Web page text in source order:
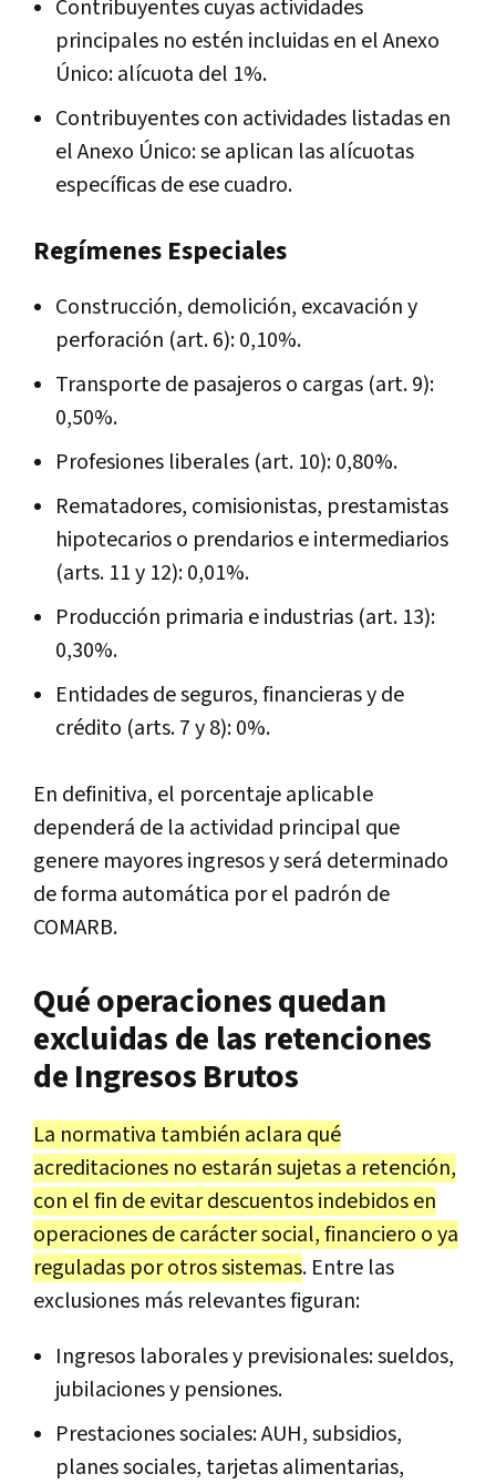
Contribuyentes cuyas actividades
principales no estén incluidas en el Anexo
Único: alícuota del 1%.
Contribuyentes con actividades listadas en
el Anexo Único: se aplican las alícuotas
específicas de ese cuadro.
Regímenes Especiales
Construcción, demolición, excavación y
perforación (art. 6): 0,10%.
Transporte de pasajeros o cargas (art. 9):
0,50%.
Profesiones liberales (art. 10): 0,80%.
Rematadores, comisionistas, prestamistas
hipotecarios o prendarios e intermediarios
(arts. 11 y 12): 0,01%.
Producción primaria e industrias (art. 13):
0,30%.
Entidades de seguros, financieras y de
crédito (arts. 7 y 8): 0%.
En definitiva, el porcentaje aplicable
dependerá de la actividad principal que
genere mayores ingresos y será determinado
de forma automática por el padrón de
COMARB.
Qué operaciones quedan
excluidas de las retenciones
de Ingresos Brutos
La normativa también aclara qué
acreditaciones no estarán sujetas a retención,
con el fin de evitar descuentos indebidos en
operaciones de carácter social, financiero o ya
reguladas por otros sistemas. Entre las
exclusiones más relevantes figuran:
Ingresos laborales y previsionales: sueldos,
jubilaciones y pensiones.
Prestaciones sociales: AUH, subsidios,
planes sociales, tarjetas alimentarias,